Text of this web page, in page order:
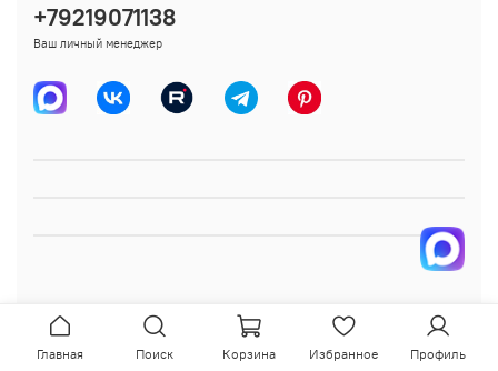
+79219071138
Ваш личный менеджер
Главная Поиск Корзина Избранное Профиль